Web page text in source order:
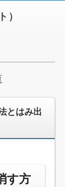
）
とはみ出
す方